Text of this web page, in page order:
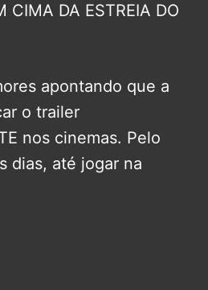
CIMA DA ESTREIA DO
apontando que a
o trailer
nos cinemas. Pelo
dias, até jogar na